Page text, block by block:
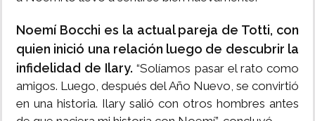
Noemí Bocchi es la actual pareja de Totti, con
quien inició una relación luego de descubrir la
infidelidad de Ilary. “Solíamos pasar el rato como
amigos. Luego, después del Año Nuevo, se convirtió
en una historia. Ilary salió con otros hombres antes